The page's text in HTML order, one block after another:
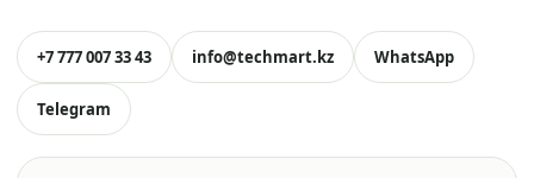
+7 777 007 33 43 info@techmart.kz WhatsApp
Telegram